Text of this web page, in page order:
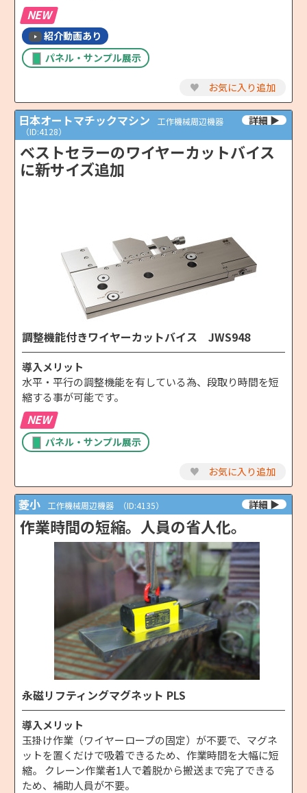
NEW
紹介動画あり
パネル・サンプル展示
♥ お気に入り追加
日本オートマチックマシン
工作機械周辺機器
（ID:4128）
ベストセラーのワイヤーカットバイス
に新サイズ追加
調整機能付きワイヤーカットバイス JWS948
導入メリット
水平・平行の調整機能を有している為、段取り時間を短
縮する事が可能です。
NEW
パネル・サンプル展示
♥ お気に入り追加
菱小 工作機械周辺機器 （ID:4135）
作業時間の短縮。人員の省人化。
永磁リフティングマグネット PLS
導入メリット
玉掛け作業（ワイヤーロープの固定）が不要で、マグネ
ットを置くだけで吸着できるため、作業時間を大幅に短
縮。 クレーン作業者1人で着脱から搬送まで完了できる
ため、補助人員が不要。